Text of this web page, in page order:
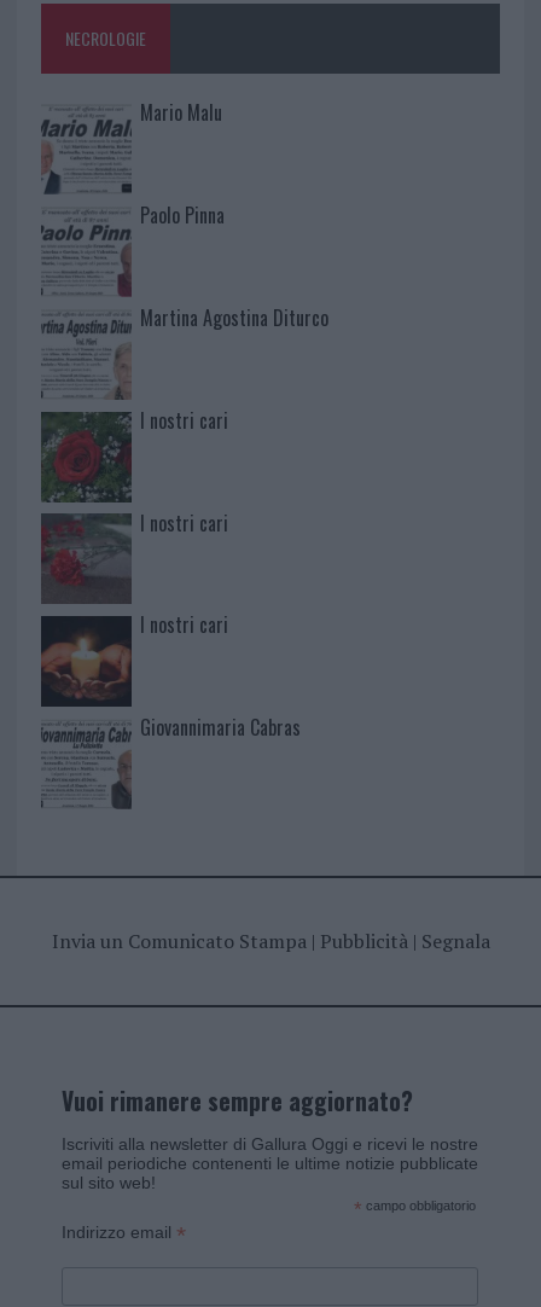
NECROLOGIE
Mario Malu
Paolo Pinna
Martina Agostina Diturco
I nostri cari
I nostri cari
I nostri cari
Giovannimaria Cabras
Invia un Comunicato Stampa| Pubblicità| Segnala
Vuoi rimanere sempre aggiornato?
Iscriviti alla newsletter di Gallura Oggi e ricevi le nostre
email periodiche contenenti le ultime notizie pubblicate
sul sito web!
* campo obbligatorio
Indirizzo email *